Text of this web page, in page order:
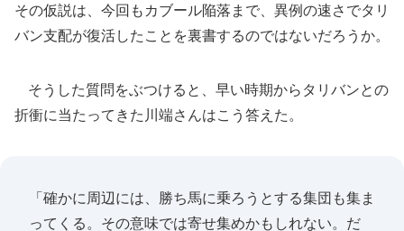
その仮説は、今回もカブール陥落まで、異例の速さでタリ
バン支配が復活したことを裏書するのではないだろうか。
そうした質問をぶつけると、早い時期からタリバンとの
折衝に当たってきた川端さんはこう答えた。
「確かに周辺には、勝ち馬に乗ろうとする集団も集ま
ってくる。その意味では寄せ集めかもしれない。だ